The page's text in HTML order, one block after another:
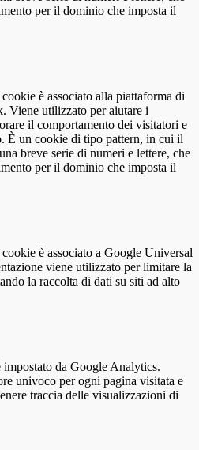
per il dominio che imposta il
è associato alla piattaforma di
Viene utilizzato per aiutare i
il comportamento dei visitatori e
È un cookie di tipo pattern, in cui il
breve serie di numeri e lettere, che
per il dominio che imposta il
è associato a Google Universal
viene utilizzato per limitare la
la raccolta di dati su siti ad alto
impostato da Google Analytics.
univoco per ogni pagina visitata e
traccia delle visualizzazioni di